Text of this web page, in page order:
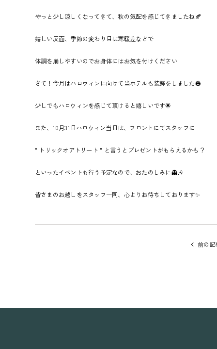
やっと少し涼しくなってきて、秋の気配を感じてきましたね🍂
嬉しい反面、季節の変わり目は寒暖差などで
体調を崩しやすいのでお身体にはお気を付けください
さて！今月はハロウィンに向けて当ホテルも装飾をしました🎃
少しでもハロウィンを感じて頂けると嬉しいです🌟
また、10月31日ハロウィン当日は、フロントにてスタッフに
" トリックオアトリート " と言うとプレゼントがもらえるかも？
といったイベントも行う予定なので、おたのしみに👻🎶
皆さまのお越しをスタッフ一同、心よりお待ちしております✨
前の記